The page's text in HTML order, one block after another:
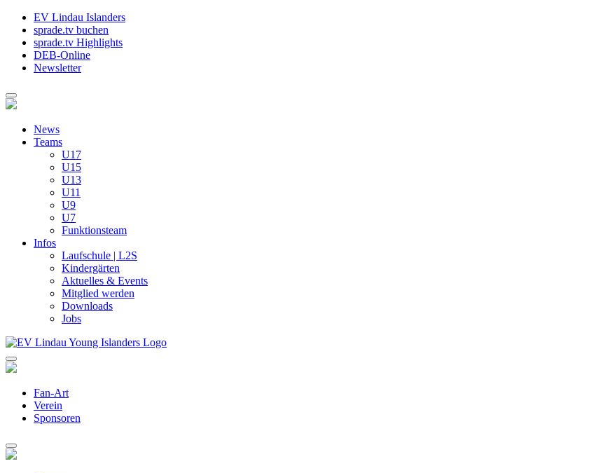
EV Lindau Islanders
sprade.tv buchen
sprade.tv Highlights
DEB-Online
Newsletter
News
Teams
U17
U15
U13
U11
U9
U7
Funktionsteam
Infos
Laufschule | L2S
Kindergärten
Aktuelles & Events
Mitglied werden
Downloads
Jobs
Fan-Art
Verein
Sponsoren